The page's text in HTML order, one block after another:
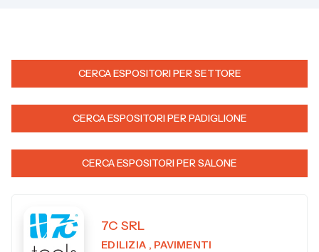
CERCA ESPOSITORI PER SETTORE
CERCA ESPOSITORI PER PADIGLIONE
CERCA ESPOSITORI PER SALONE
7C SRL
EDILIZIA , PAVIMENTI